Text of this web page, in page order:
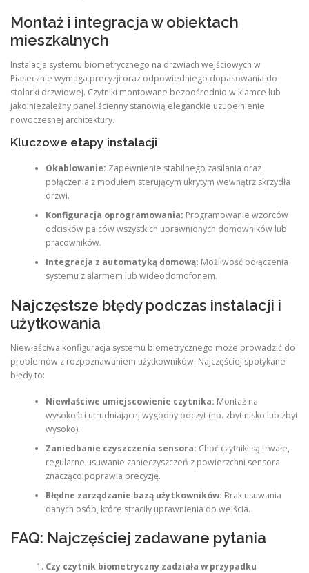
Montaż i integracja w obiektach
mieszkalnych
Instalacja systemu biometrycznego na drzwiach wejściowych w
Piasecznie wymaga precyzji oraz odpowiedniego dopasowania do
stolarki drzwiowej. Czytniki montowane bezpośrednio w klamce lub
jako niezależny panel ścienny stanowią eleganckie uzupełnienie
nowoczesnej architektury.
Kluczowe etapy instalacji
Okablowanie: Zapewnienie stabilnego zasilania oraz
połączenia z modułem sterującym ukrytym wewnątrz skrzydła
drzwi.
Konfiguracja oprogramowania: Programowanie wzorców
odcisków palców wszystkich uprawnionych domowników lub
pracowników.
Integracja z automatyką domową: Możliwość połączenia
systemu z alarmem lub wideodomofonem.
Najczęstsze błędy podczas instalacji i
użytkowania
Niewłaściwa konfiguracja systemu biometrycznego może prowadzić do
problemów z rozpoznawaniem użytkowników. Najczęściej spotykane
błędy to:
Niewłaściwe umiejscowienie czytnika: Montaż na
wysokości utrudniającej wygodny odczyt (np. zbyt nisko lub zbyt
wysoko).
Zaniedbanie czyszczenia sensora: Choć czytniki są trwałe,
regularne usuwanie zanieczyszczeń z powierzchni sensora
znacząco poprawia precyzję.
Błędne zarządzanie bazą użytkowników: Brak usuwania
danych osób, które straciły uprawnienia do wejścia.
FAQ: Najczęściej zadawane pytania
Czy czytnik biometryczny zadziała w przypadku